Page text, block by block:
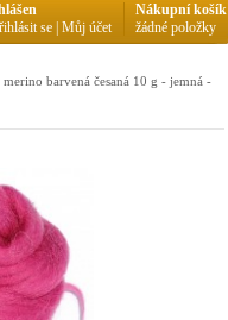
barvená česaná 10 g - jemná -
Nákupní košík
žádné položky
se Můj účet